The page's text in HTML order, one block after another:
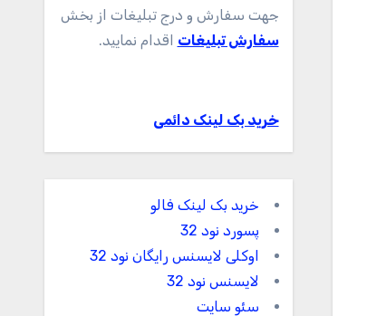
جهت سفارش و درج تبلیغات از بخش
سفارش تبلیغات اقدام نمایید.
خرید بک لینک دائمی
خرید بک لینک فالو
پسورد نود 32
اوکلی لایسنس رایگان نود 32
لایسنس نود 32
سئو سایت